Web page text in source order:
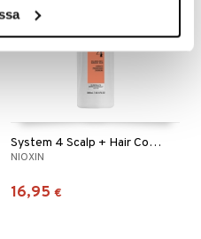
System 4 Scalp + Hair Conditioner
NIOXIN
16,95 €